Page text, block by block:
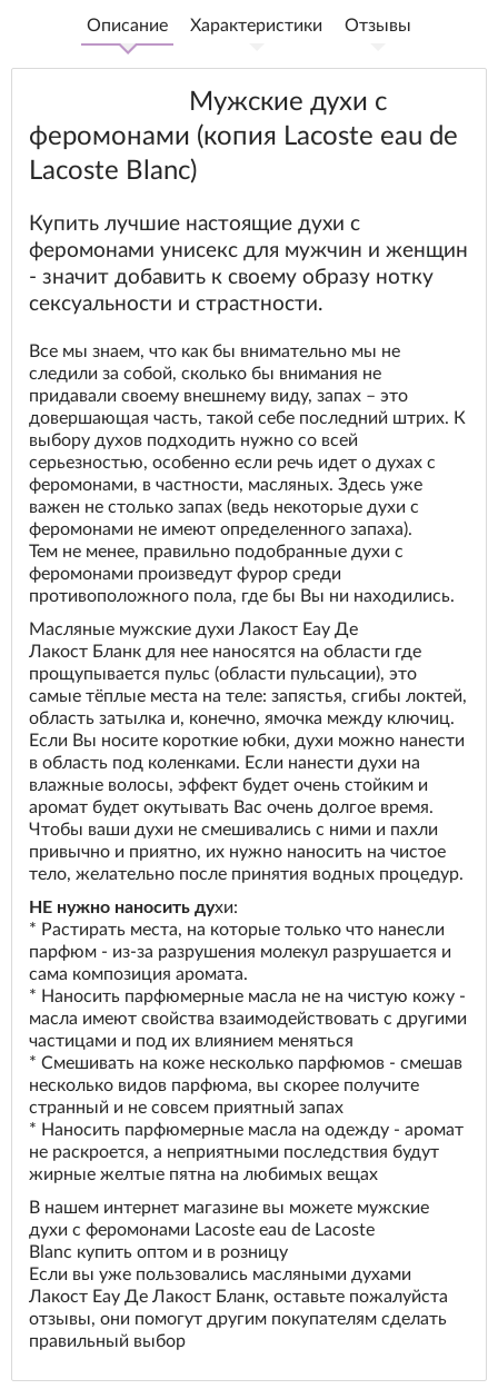
Описание Характеристики Отзывы
Мужские духи с
феромонами (копия Lacoste eau de
Lacoste Blanc)
Купить лучшие настоящие духи с
феромонами унисекс для мужчин и женщин
- значит добавить к своему образу нотку
сексуальности и страстности.
Все мы знаем, что как бы внимательно мы не
следили за собой, сколько бы внимания не
придавали своему внешнему виду, запах – это
довершающая часть, такой себе последний штрих. К
выбору духов подходить нужно со всей
серьезностью, особенно если речь идет о духах с
феромонами, в частности, масляных. Здесь уже
важен не столько запах (ведь некоторые духи с
феромонами не имеют определенного запаха).
Тем не менее, правильно подобранные духи с
феромонами произведут фурор среди
противоположного пола, где бы Вы ни находились.
Масляные мужские духи Лакост Еау Де
Лакост Бланк для нее наносятся на области где
прощупывается пульс (области пульсации), это
самые тёплые места на теле: запястья, сгибы локтей,
область затылка и, конечно, ямочка между ключиц.
Если Вы носите короткие юбки, духи можно нанести
в область под коленками. Если нанести духи на
влажные волосы, эффект будет очень стойким и
аромат будет окутывать Вас очень долгое время.
Чтобы ваши духи не смешивались с ними и пахли
привычно и приятно, их нужно наносить на чистое
тело, желательно после принятия водных процедур.
НЕ нужно наносить духи:
* Растирать места, на которые только что нанесли
парфюм - из-за разрушения молекул разрушается и
сама композиция аромата.
* Наносить парфюмерные масла не на чистую кожу -
масла имеют свойства взаимодействовать с другими
частицами и под их влиянием меняться
* Смешивать на коже несколько парфюмов - смешав
несколько видов парфюма, вы скорее получите
странный и не совсем приятный запах
* Наносить парфюмерные масла на одежду - аромат
не раскроется, а неприятными последствия будут
жирные желтые пятна на любимых вещах
В нашем интернет магазине вы можете мужские
духи с феромонами Lacoste eau de Lacoste
Blanc купить оптом и в розницу
Если вы уже пользовались масляными духами
Лакост Еау Де Лакост Бланк, оставьте пожалуйста
отзывы, они помогут другим покупателям сделать
правильный выбор